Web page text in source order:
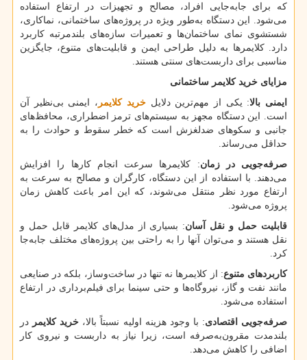
که برای جابه‌جایی افراد، مصالح و تجهیزات در ارتفاع استفاده
می‌شود. این دستگاه به‌طور ویژه در پروژه‌های ساختمانی، نماکاری،
شستشوی نمای ساختمان‌ها و تعمیرات سازه‌های بلندمرتبه کاربرد
دارد. کلایمرها به دلیل طراحی ایمن و قابلیت‌های متنوع، جایگزین
مناسبی برای داربست‌های سنتی هستند.
مزایای خرید کلایمر ساختمانی
ایمنی بالا: یکی از مهم‌ترین دلایلخرید کلایمر ، ایمنی بی‌نظیر آن
است. این دستگاه مجهز به سیستم‌های ترمز اضطراری، محافظ‌های
جانبی و سکوهای ضدلغزش است که خطر سقوط و حوادث را به
حداقل می‌رساند.
صرفه‌جویی در زمان: کلایمرها سرعت انجام کارها را افزایش
می‌دهند. با استفاده از این دستگاه، کارگران و مصالح به سرعت به
ارتفاع مورد نظر منتقل می‌شوند، که این امر باعث کاهش زمان
پروژه می‌شود.
قابلیت حمل و نقل آسان: بسیاری از مدل‌های کلایمر قابل حمل و
نقل هستند و می‌توان آنها را به راحتی بین پروژه‌های مختلف جابه‌جا
کرد.
کاربردهای متنوع: از کلایمرها نه تنها در ساخت‌وساز، بلکه در صنایعی
مانند نفت و گاز، نیروگاه‌ها و حتی سینما برای فیلم‌برداری در ارتفاع
استفاده می‌شود.
صرفه‌جویی اقتصادی: با وجود هزینه اولیه نسبتاً بالا، خرید کلایمر در
بلندمدت مقرون‌به‌صرفه است، زیرا نیاز به داربست و نیروی کار
اضافی را کاهش می‌دهد.